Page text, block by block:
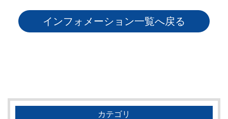
インフォメーション一覧へ戻る
カテゴリ